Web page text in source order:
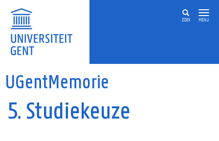
ZOEK MENU
UGentMemorie
5. Studiekeuze